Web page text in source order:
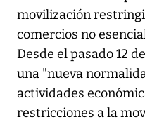
movilización
comercios no
Desde el pasado 12
una "nueva
actividades
restricciones a la